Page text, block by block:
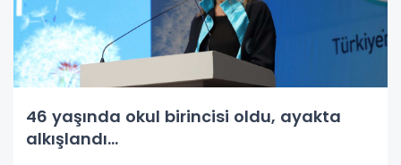
46 yaşında okul birincisi oldu, ayakta
alkışlandı…